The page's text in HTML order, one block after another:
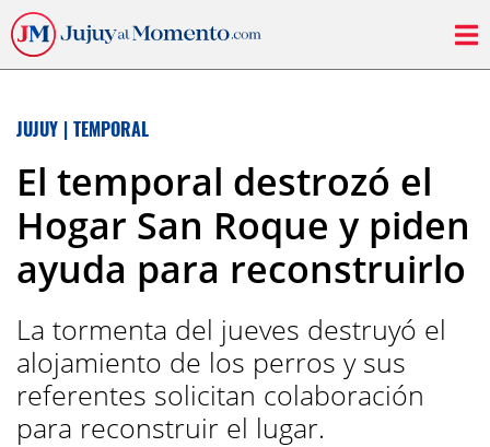
JUJUY | TEMPORAL
El temporal destrozó el
Hogar San Roque y piden
ayuda para reconstruirlo
La tormenta del jueves destruyó el
alojamiento de los perros y sus
referentes solicitan colaboración
para reconstruir el lugar.